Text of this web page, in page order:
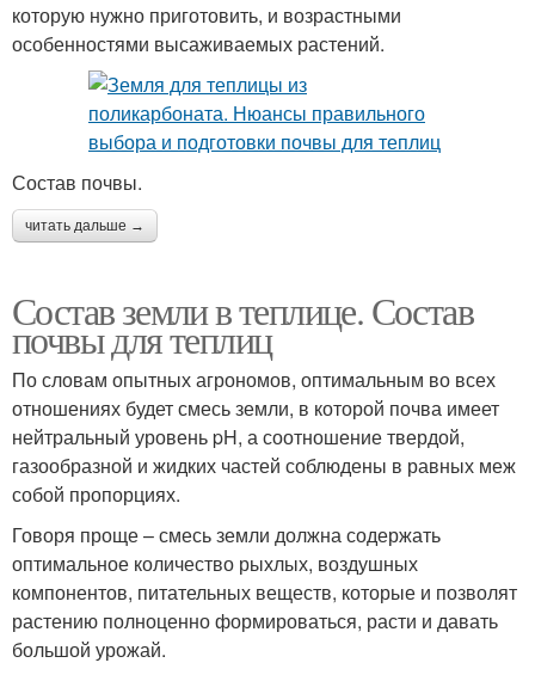
которую нужно приготовить, и возрастными
особенностями высаживаемых растений.
Состав почвы.
читать дальше →
Состав земли в теплице. Состав
почвы для теплиц
По словам опытных агрономов, оптимальным во всех
отношениях будет смесь земли, в которой почва имеет
нейтральный уровень pH, а соотношение твердой,
газообразной и жидких частей соблюдены в равных меж
собой пропорциях.
Говоря проще – смесь земли должна содержать
оптимальное количество рыхлых, воздушных
компонентов, питательных веществ, которые и позволят
растению полноценно формироваться, расти и давать
большой урожай.